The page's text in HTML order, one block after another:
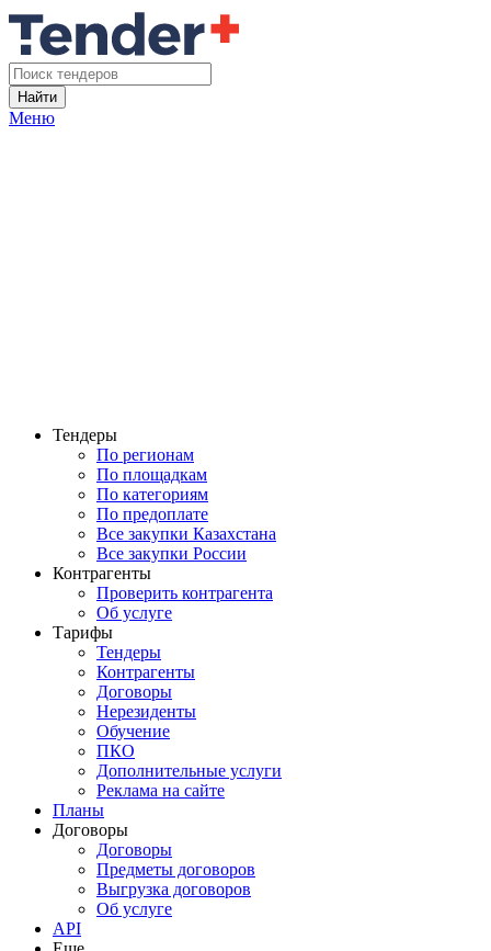
Найти
Меню
Тендеры
По регионам
По площадкам
По категориям
По предоплате
Все закупки Казахстана
Все закупки России
Контрагенты
Проверить контрагента
Об услуге
Тарифы
Тендеры
Контрагенты
Договоры
Нерезиденты
Обучение
ПКО
Дополнительные услуги
Реклама на сайте
Планы
Договоры
Договоры
Предметы договоров
Выгрузка договоров
Об услуге
API